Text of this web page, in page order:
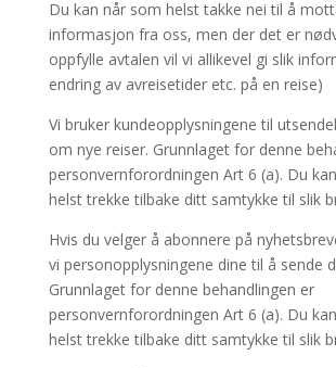
Du kan når som helst takke nei til å
informasjon fra oss, men der det er
oppfylle avtalen vil vi allikevel gi slik
endring av avreisetider etc. på en reise)
Vi bruker kundeopplysningene til
om nye reiser. Grunnlaget for denne
personvernforordningen Art 6 (a). Du
helst trekke tilbake ditt samtykke til slik
Hvis du velger å abonnere på
vi personopplysningene dine til å sende
Grunnlaget for denne behandlingen er
personvernforordningen Art 6 (a). Du
helst trekke tilbake ditt samtykke til slik